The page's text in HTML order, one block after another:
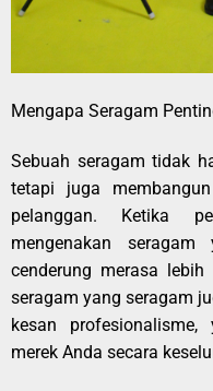
Mengapa Seragam
Sebuah seragam tidak
tetapi juga
pelanggan. Ketika
mengenakan
cenderung merasa
seragam yang seragam
kesan
merek Anda secara